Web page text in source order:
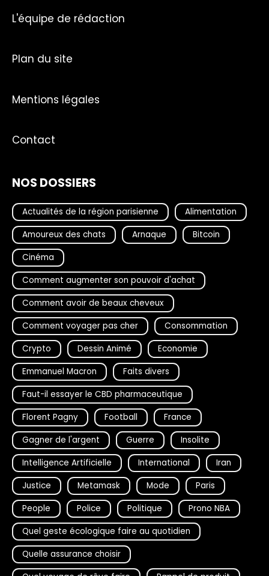
L'équipe de rédaction
Plan du site
Mentions légales
Contact
NOS DOSSIERS
Actualités de la région parisienne
Alimentation
Amoureux des chats
Arnaque
Bitcoin
Cinéma
Comment augmenter son pouvoir d'achat
Comment avoir de beaux cheveux
Comment voyager pas cher
Consommation
Crypto
Dessin Animé
Economie
Emmanuel Macron
Faits divers
Faut-il essayer le CBD pharmaceutique
Florent Pagny
Football
France
Gagner de l'argent
Guerre
Insolite
Intelligence Artificielle
International
Iran
Justice
Metamask Mode
Paris
People
Police Politique
Prono NBA
Quel geste écologique faire au quotidien
Quelle assurance choisir